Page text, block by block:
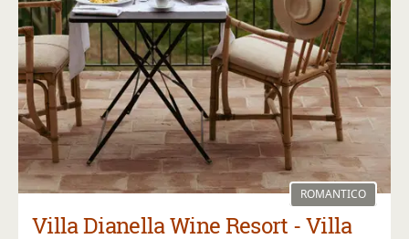
ROMANTICO
Villa Dianella Wine Resort - Villa